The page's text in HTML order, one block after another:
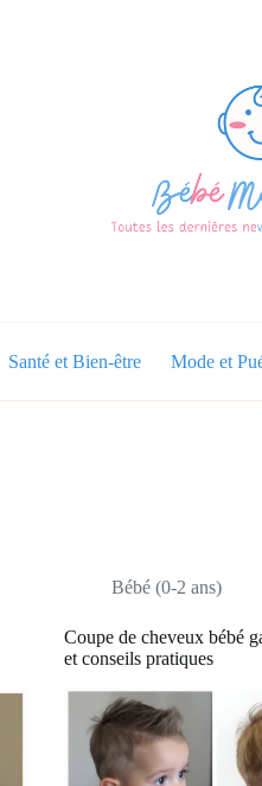
Santé et Bien-être Mode et
Bébé (0-2 ans)
Coupe de cheveux bébé
et conseils pratiques